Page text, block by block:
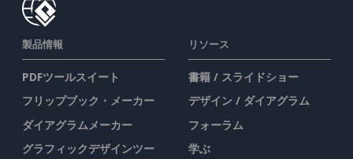
製品情報
PDFツールスイート
フリップブック・メーカー
ダイアグラムメーカー
グラフィックデザインツー
リソース
書籍 / スライドショー
デザイン / ダイアグラム
フォーラム
学ぶ